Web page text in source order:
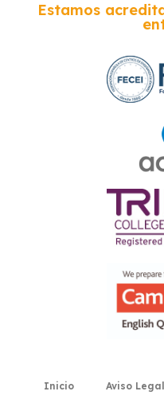
Estamos
Inicio Aviso Legal